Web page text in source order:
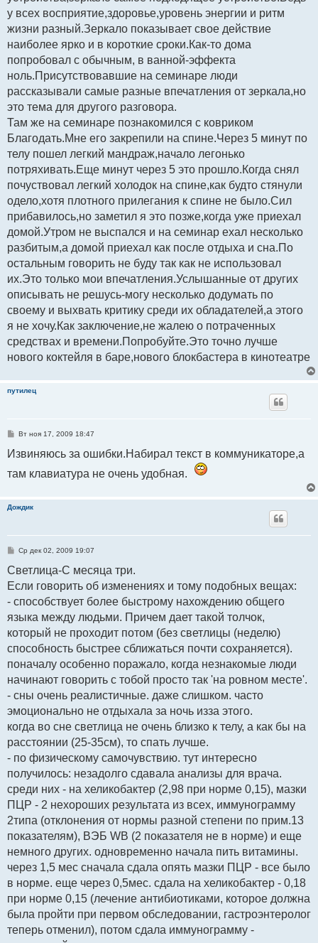
у всех восприятие,здоровье,уровень энергии и ритм
жизни разный.Зеркало показывает свое действие
наиболее ярко и в короткие сроки.Как-то дома
попробовал с обычным, в ванной-эффекта
ноль.Присутствовавшие на семинаре люди
рассказывали самые разные впечатления от зеркала,но
это тема для другого разговора.
Там же на семинаре познакомился с ковриком
Благодать.Мне его закрепили на спине.Через 5 минут по
телу пошел легкий мандраж,начало легонько
потряхивать.Еще минут через 5 это прошло.Когда снял
почуствовал легкий холодок на спине,как будто стянули
одело,хотя плотного прилегания к спине не было.Сил
прибавилось,но заметил я это позже,когда уже приехал
домой.Утром не выспался и на семинар ехал несколько
разбитым,а домой приехал как после отдыха и сна.По
остальным говорить не буду так как не использовал
их.Это только мои впечатления.Услышанные от других
описывать не решусь-могу несколько додумать по
своему и выхвать критику среди их обладателей,а этого
я не хочу.Как заключение,не жалею о потраченных
средствах и времени.Попробуйте.Это точно лучше
нового коктейля в баре,нового блокбастера в кинотеатре
путилец
С
о
б
е
е
Вт ноя 17, 2009 18:47
Извиняюсь за ошибки.Набирал текст в коммуникаторе,а
там клавиатура не очень удобная.
Дождик
С
о
б
щ
е
н
е
Ср дек 02, 2009 19:07
Светлица-С месяца три.
Если говорить об изменениях и тому подобных вещах:
- способствует более быстрому нахождению общего
языка между людьми. Причем дает такой толчок,
который не проходит потом (без светлицы (неделю)
способность быстрее сближаться почти сохраняется).
поначалу особенно поражало, когда незнакомые люди
начинают говорить с тобой просто так 'на ровном месте'.
- сны очень реалистичные. даже слишком. часто
эмоционально не отдыхала за ночь изза этого.
когда во сне светлица не очень близко к телу, а как бы на
расстоянии (25-35см), то спать лучше.
- по физическому самочувствию. тут интересно
получилось: незадолго сдавала анализы для врача.
среди них - на хеликобактер (2,98 при норме 0,15), мазки
ПЦР - 2 нехороших результата из всех, иммунограмму
2типа (отклонения от нормы разной степени по прим.13
показателям), ВЭБ WB (2 показателя не в норме) и еще
немного других. одновременно начала пить витамины.
через 1,5 мес сначала сдала опять мазки ПЦР - все было
в норме. еще через 0,5мес. сдала на хеликобактер - 0,18
при норме 0,15 (лечение антибиотиками, которое должна
была пройти при первом обследовании, гастроэнтеролог
теперь отменил), потом сдала иммунограмму -